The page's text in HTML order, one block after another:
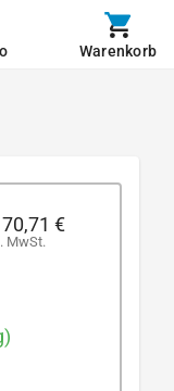
Warenkorb
70,71 €
MwSt.